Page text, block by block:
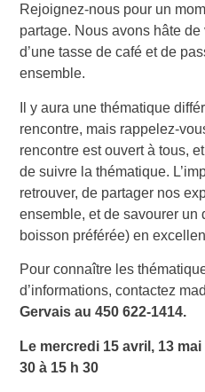
Rejoignez-nous pour un
partage. Nous avons hâte
d’une tasse de café et de
ensemble.
Il y aura une thématique
rencontre, mais rappelez-
rencontre est ouvert à tous,
de suivre la thématique.
retrouver, de partager nos
ensemble, et de savourer un
boisson préférée) en
Pour connaître les
d’informations, contactez
Gervais au 450 622-1414.
Le mercredi 15 avril, 13
30 à 15 h 30